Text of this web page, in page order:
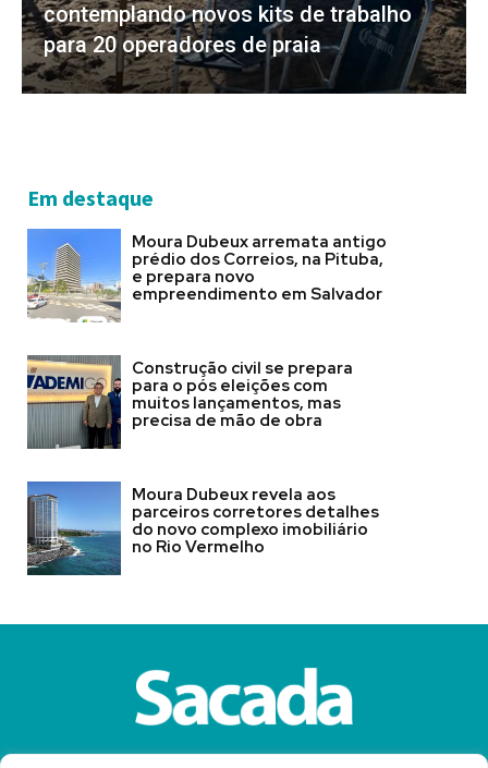
contemplando novos kits de trabalho
para 20 operadores de praia
Em destaque
Moura Dubeux arremata antigo
prédio dos Correios, na Pituba,
e prepara novo
empreendimento em Salvador
Construção civil se prepara
para o pós eleições com
muitos lançamentos, mas
precisa de mão de obra
Moura Dubeux revela aos
parceiros corretores detalhes
do novo complexo imobiliário
no Rio Vermelho